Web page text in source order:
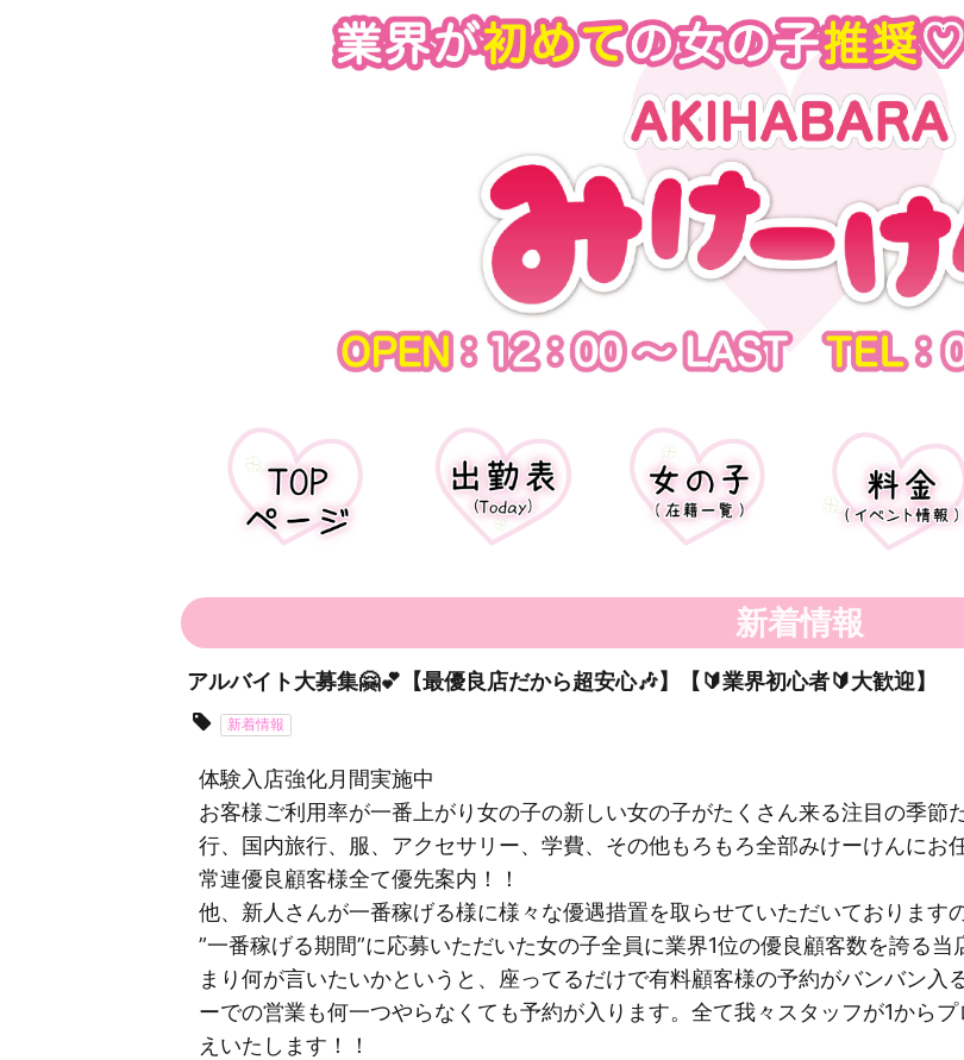
新着情報
アルバイト大募集🤗💕【最優良店だから超安心🎶】【🔰業界初心者🔰大歓迎】
新着情報
体験入店強化月間実施中
お客様ご利用率が一番上がり女の子の新しい女の子がたくさん来る注目の季節
行、国内旅行、服、アクセサリー、学費、その他もろもろ全部みけーけんにお
常連優良顧客様全て優先案内！！
他、新人さんが一番稼げる様に様々な優遇措置を取らせていただいております
”一番稼げる期間”に応募いただいた女の子全員に業界1位の優良顧客数を誇る
まり何が言いたいかというと、座ってるだけで有料顧客様の予約がバンバン入
ーでの営業も何一つやらなくても予約が入ります。全て我々スタッフが1から
えいたします！！